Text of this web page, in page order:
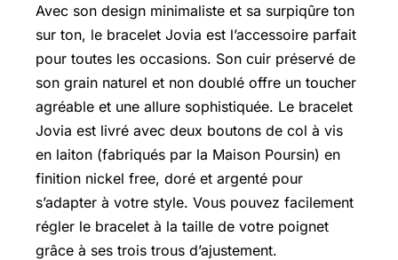
Avec son design minimaliste et sa surpiqûre ton
sur ton, le bracelet Jovia est l’accessoire parfait
pour toutes les occasions. Son cuir préservé de
son grain naturel et non doublé offre un toucher
agréable et une allure sophistiquée. Le bracelet
Jovia est livré avec deux boutons de col à vis
en laiton (fabriqués par la Maison Poursin) en
finition nickel free, doré et argenté pour
s’adapter à votre style. Vous pouvez facilement
régler le bracelet à la taille de votre poignet
grâce à ses trois trous d’ajustement.